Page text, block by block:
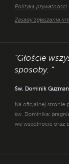
Polityka prywatności
Zasady zgłaszania
"Głoście
sposoby. "
Św. Dominik Guzman
Na oficjalnej stronie
św. Dominika:
we wspólnocie oraz